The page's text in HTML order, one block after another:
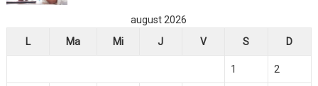
august 2026
L
Ma Mi J V S D
1 2